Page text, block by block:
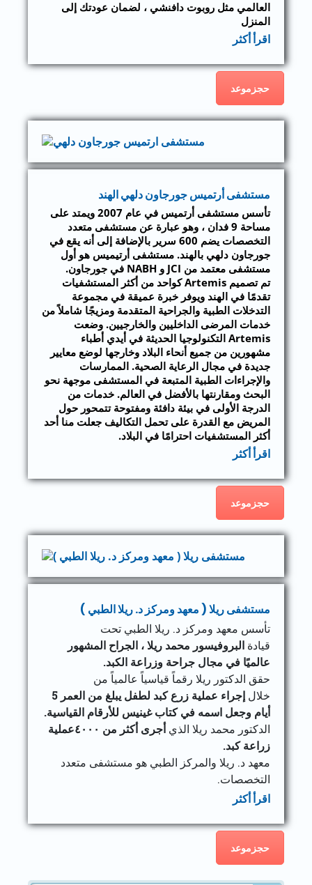
العالمي مثل روبوت دافنشي ، لضمان عودتك إلى
المنزل
اقرأ أكثر
حجزموعد
مستشفى أرتميس جورجاون دلهي الهند
تأسس مستشفى أرتميس في عام 2007 ويمتد على
مساحة 9 فدان ، وهو عبارة عن مستشفى متعدد
التخصصات يضم 600 سرير بالإضافة إلى أنه يقع في
جورجاون دلهي بالهند. مستشفى أرتيميس هو أول
مستشفى معتمد من JCI و NABH في جورجاون.
تم تصميم Artemis كواحد من أكثر المستشفيات
تقدمًا في الهند ويوفر خبرة عميقة في مجموعة
التدخلات الطبية والجراحية المتقدمة ومزيجًا شاملاً من
خدمات المرضى الداخليين والخارجيين. وضعت
Artemis التكنولوجيا الحديثة في أيدي أطباء
مشهورين من جميع أنحاء البلاد وخارجها لوضع معايير
جديدة في مجال الرعاية الصحية. الممارسات
والإجراءات الطبية المتبعة في المستشفى موجهة نحو
البحث ومقارنتها بالأفضل في العالم. خدمات من
الدرجة الأولى في بيئة دافئة ومفتوحة تتمحور حول
المريض مع القدرة على تحمل التكاليف جعلت منا أحد
أكثر المستشفيات احترامًا في البلاد.
اقرأ أكثر
حجزموعد
مستشفى ريلا ( معهد ومركز د. ريلا الطبي )
تأسس معهد ومركز د. ريلا الطبي تحت
قيادة البروفيسور محمد ريلا ، الجراح المشهور
عالميًا في مجال جراحة وزراعة الكبد.
حقق الدكتور ريلا رقماً قياسياً عالمياً من
خلال
إجراء عملية زرع كبد لطفل يبلغ من العمر 5
أيام وجعل اسمه في كتاب غينيس للأرقام القياسية.
الدكتور محمد ريلا الذي
أجرى أكثر من ٤٠٠٠عملية
زراعة كبد.
معهد د. ريلا والمركز الطبي هو مستشفى متعدد
التخصصات.
اقرأ أكثر
حجزموعد